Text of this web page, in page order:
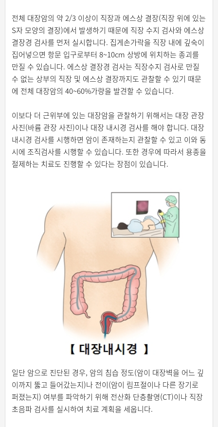
전체 대장암의 약 2/3 이상이 직장과 에스상 결장(직장 위에 있는
S자 모양의 결장)에서 발생하기 때문에 직장 수지 검사와 에스상
결장경 검사를 먼저 실시합니다. 집게손가락을 직장 내에 깊숙이
집어넣으면 항문 입구로부터 8~10cm 상방에 위치하는 종괴를
만질 수 있습니다. 에스상 결장경 검사는 직장수지 검사로 만질
수 없는 상부의 직장 및 에스상 결장까지도 관찰할 수 있기 때문
에 전체 대장암의 40~60%가량을 발견할 수 있습니다.
이보다 더 근위부에 있는 대장암을 관찰하기 위해서는 대장 관장
사진(바륨 관장 사진)이나 대장 내시경 검사를 해야 합니다. 대장
내시경 검사를 시행하면 암이 존재하는지 관찰할 수 있고 이와 동
시에 조직검사를 시행할 수 있습니다. 또한 경우에 따라서 용종을
절제하는 치료도 진행할 수 있다는 장점이 있습니다.
일단 암으로 진단된 경우, 암의 침습 정도(암이 대장벽을 어느 깊
이까지 뚫고 들어갔는지)나 전이(암이 림프절이나 다른 장기로
퍼졌는지) 여부를 파악하기 위해 전산화 단층촬영(CT)이나 직장
초음파 검사를 실시하여 치료 계획을 세웁니다.